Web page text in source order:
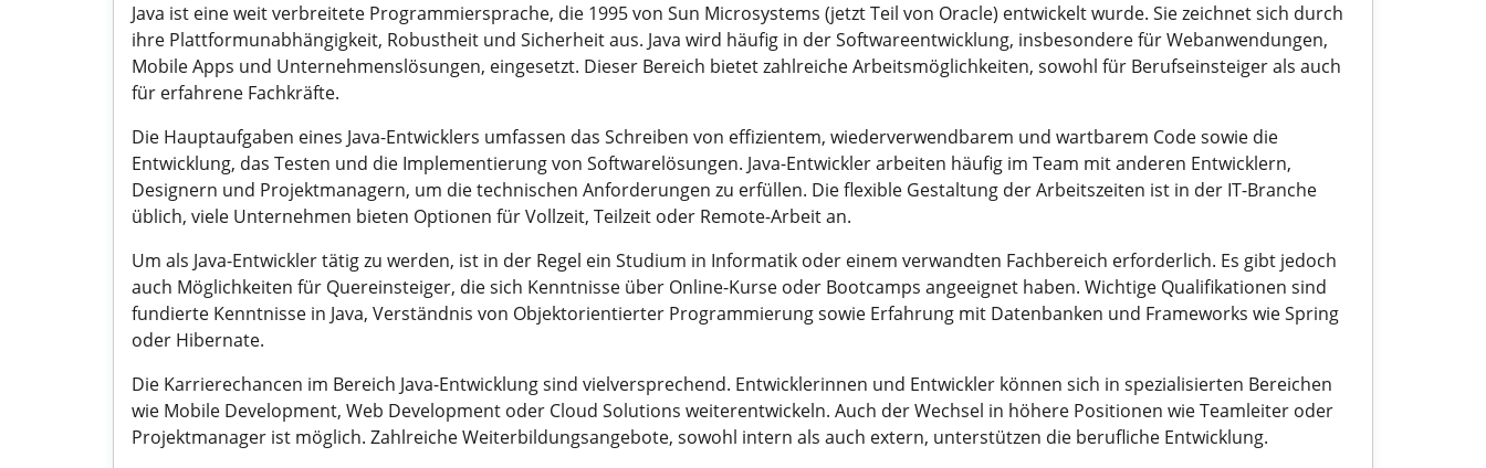
Java ist eine weit verbreitete Programmiersprache, die 1995 von Sun Microsystems (jetzt Teil von Oracle) entwickelt wurde. Sie zeichnet sich durch
ihre Plattformunabhängigkeit, Robustheit und Sicherheit aus. Java wird häufig in der Softwareentwicklung, insbesondere für Webanwendungen,
Mobile Apps und Unternehmenslösungen, eingesetzt. Dieser Bereich bietet zahlreiche Arbeitsmöglichkeiten, sowohl für Berufseinsteiger als auch
für erfahrene Fachkräfte.
Die Hauptaufgaben eines Java-Entwicklers umfassen das Schreiben von effizientem, wiederverwendbarem und wartbarem Code sowie die
Entwicklung, das Testen und die Implementierung von Softwarelösungen. Java-Entwickler arbeiten häufig im Team mit anderen Entwicklern,
Designern und Projektmanagern, um die technischen Anforderungen zu erfüllen. Die flexible Gestaltung der Arbeitszeiten ist in der IT-Branche
üblich, viele Unternehmen bieten Optionen für Vollzeit, Teilzeit oder Remote-Arbeit an.
Um als Java-Entwickler tätig zu werden, ist in der Regel ein Studium in Informatik oder einem verwandten Fachbereich erforderlich. Es gibt jedoch
auch Möglichkeiten für Quereinsteiger, die sich Kenntnisse über Online-Kurse oder Bootcamps angeeignet haben. Wichtige Qualifikationen sind
fundierte Kenntnisse in Java, Verständnis von Objektorientierter Programmierung sowie Erfahrung mit Datenbanken und Frameworks wie Spring
oder Hibernate.
Die Karrierechancen im Bereich Java-Entwicklung sind vielversprechend. Entwicklerinnen und Entwickler können sich in spezialisierten Bereichen
wie Mobile Development, Web Development oder Cloud Solutions weiterentwickeln. Auch der Wechsel in höhere Positionen wie Teamleiter oder
Projektmanager ist möglich. Zahlreiche Weiterbildungsangebote, sowohl intern als auch extern, unterstützen die berufliche Entwicklung.